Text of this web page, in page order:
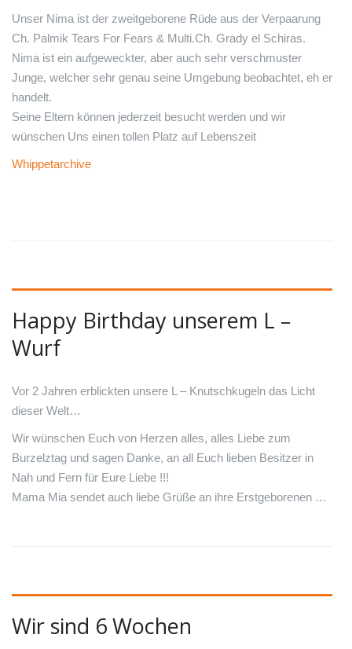
Unser Nima ist der zweitgeborene Rüde aus der Verpaarung
Ch. Palmik Tears For Fears & Multi.Ch. Grady el Schiras.
Nima ist ein aufgeweckter, aber auch sehr verschmuster
Junge, welcher sehr genau seine Umgebung beobachtet, eh er
handelt.
Seine Eltern können jederzeit besucht werden und wir
wünschen Uns einen tollen Platz auf Lebenszeit
Whippetarchive
Happy Birthday unserem L –
Wurf
Vor 2 Jahren erblickten unsere L – Knutschkugeln das Licht
dieser Welt…
Wir wünschen Euch von Herzen alles, alles Liebe zum
Burzelztag und sagen Danke, an all Euch lieben Besitzer in
Nah und Fern für Eure Liebe !!!
Mama Mia sendet auch liebe Grüße an ihre Erstgeborenen …
Wir sind 6 Wochen